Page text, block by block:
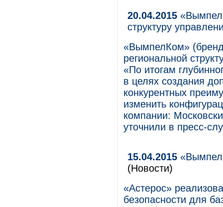
20.04.2015
структуру
«ВымпелКом»
региональной
«По итогам
в целях создания
конкурентных
изменить
компании:
уточнили в пресс-
15.04.2015
(Новости)
«Астерос»
безопасности для